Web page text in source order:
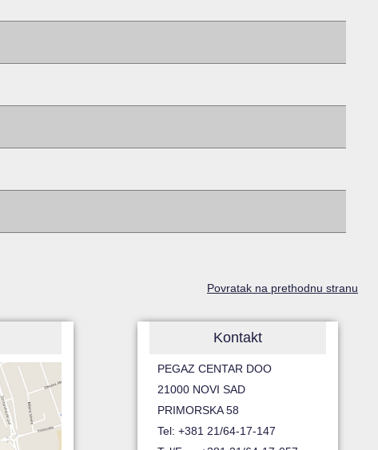
Povratak na prethodnu stranu
Kontakt
PEGAZ CENTAR DOO
21000 NOVI SAD
PRIMORSKA 58
Tel: +381 21/64-17-147